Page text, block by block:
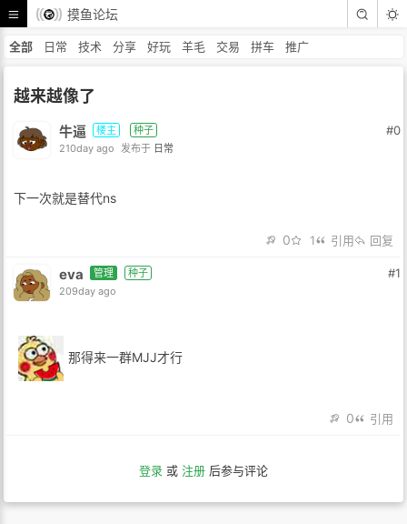
摸鱼论坛
全部 日常 技术 分享 好玩 羊毛 交易 拼车 推广
越来越像了
牛逼 楼主
种子
210day ago
发布于 日常
#0
下一次就是替代ns
0 1 引用 回复
eva 管理
种子
209day ago
#1
那得来一群MJJ才行
0 引用
登录 或 注册 后参与评论